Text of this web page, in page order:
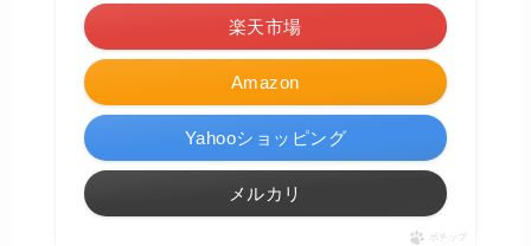
Amazon
楽天市場
Yahooショッピング
メルカリ
ポチップ